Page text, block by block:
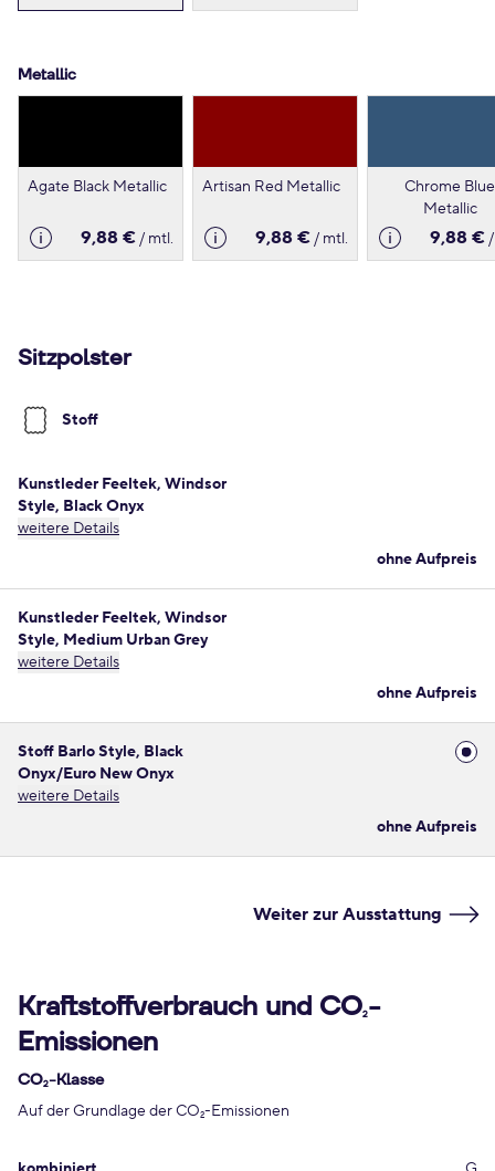
Metallic
Agate Black Metallic
9,88 €/ mtl.
Artisan Red Metallic
9,88 €/ mtl.
Chrome Blue
Metallic
9,88 €
Sitzpolster
Stoff
Kunstleder Feeltek, Windsor
Style, Black Onyx
weitere Details
ohne Aufpreis
Kunstleder Feeltek, Windsor
Style, Medium Urban Grey
weitere Details
ohne Aufpreis
Stoff Barlo Style, Black
Onyx/Euro New Onyx
weitere Details
ohne Aufpreis
Weiter zur Ausstattung
Kraftstoffverbrauch und CO2-
Emissionen
CO2-Klasse
Auf der Grundlage der CO2-Emissionen